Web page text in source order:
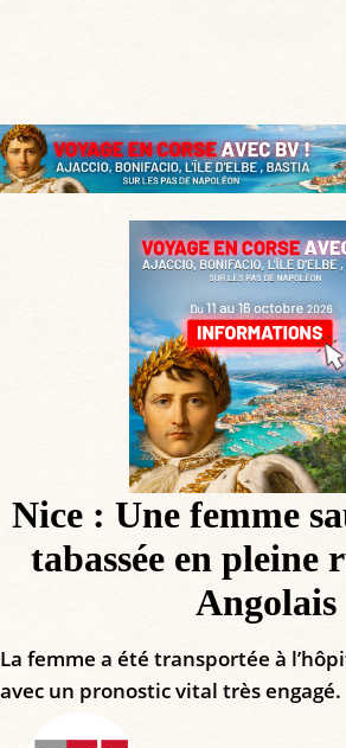
Nice : Une femme
tabassée en pleine
Angolais
La femme a été transportée à
avec un pronostic vital très engagé.